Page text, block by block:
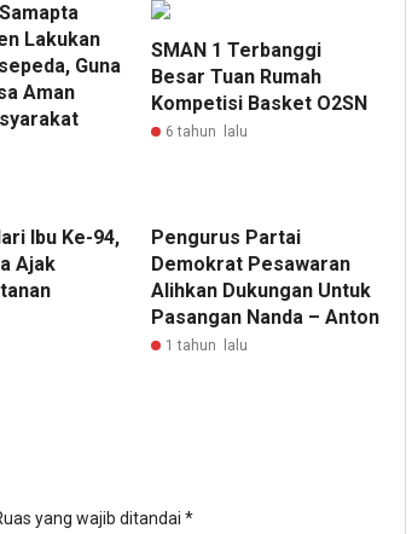
Lakukan
Guna
Aman
SMAN 1 Terbanggi
Besar Tuan Rumah
Kompetisi Basket O2SN
6 tahun lalu
Ibu Ke-94,
Ajak
Pengurus Partai
Demokrat Pesawaran
Alihkan Dukungan Untuk
Pasangan Nanda – Anton
1 tahun lalu
yang wajib ditandai *